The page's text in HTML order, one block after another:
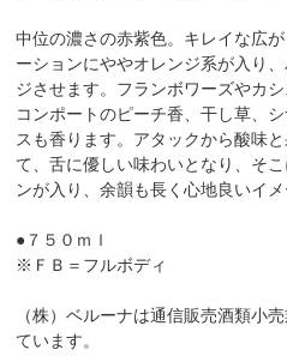
中位の濃さの赤紫色。キレイな広
ーションにややオレンジ系が入り
ジさせます。フランボワーズやカシ
コンポートのピーチ香、干し草、
スも香ります。アタックから酸味
て、舌に優しい味わいとなり、そ
ンが入り、余韻も長く心地良いイメ
●７５０ｍｌ
※ＦＢ＝フルボディ
（株）ベルーナは通信販売酒類小
ています。